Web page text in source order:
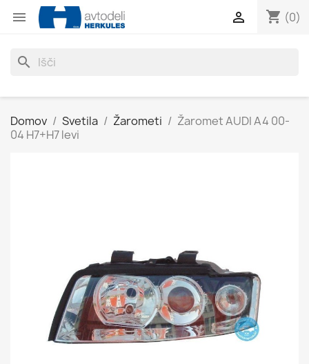
 shopping_cart (0)

search
Domov Svetila Žarometi
Žaromet AUDI A4 00-
04 H7+H7 levi